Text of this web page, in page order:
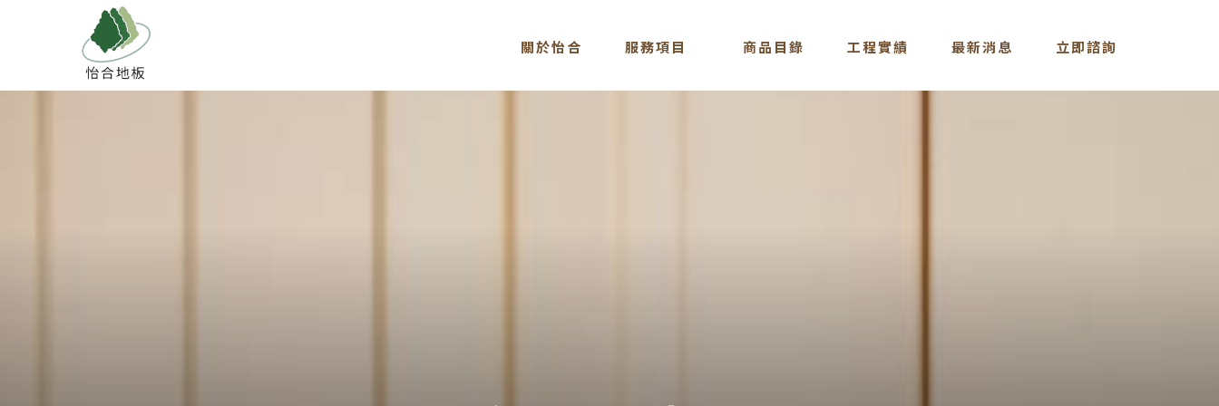
關於怡合
ABOUT
服務項目
SERVICE
商品目錄
STORE
工程實績
CASE
最新消息
NEWS
立即諮詢
CONTACT